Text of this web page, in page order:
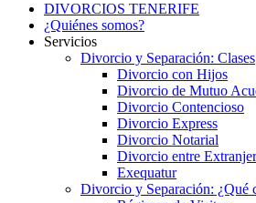
DIVORCIOS TENERIFE
¿Quiénes somos?
Servicios
Divorcio y Separación: Clases
Divorcio con Hijos
Divorcio de Mutuo
Divorcio Contencioso
Divorcio Express
Divorcio Notarial
Divorcio entre
Exequatur
Divorcio y Separación: ¿Qué